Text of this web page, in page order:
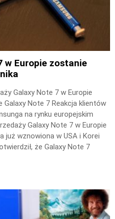
w Europie zostanie
Galaxy Note 7 w Europie
Note 7 Reakcja klientów
na rynku europejskim
Galaxy Note 7 w Europie
już wznowiona w USA i Korei
że Galaxy Note 7